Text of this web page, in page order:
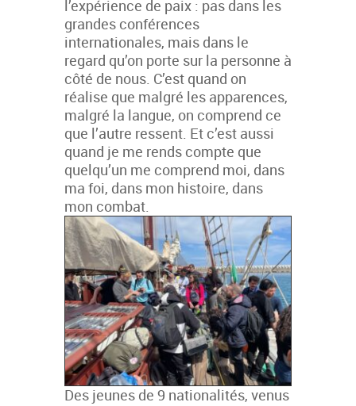
l’expérience de paix : pas dans les
grandes conférences
internationales, mais dans le
regard qu’on porte sur la personne à
côté de nous. C’est quand on
réalise que malgré les apparences,
malgré la langue, on comprend ce
que l’autre ressent. Et c’est aussi
quand je me rends compte que
quelqu’un me comprend moi, dans
ma foi, dans mon histoire, dans
mon combat.
Des jeunes de 9 nationalités, venus